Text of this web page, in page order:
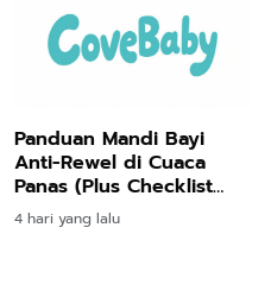
Panduan Mandi Bayi
Anti-Rewel di Cuaca
Panas (Plus Checklist
Singkat)
4 hari yang lalu